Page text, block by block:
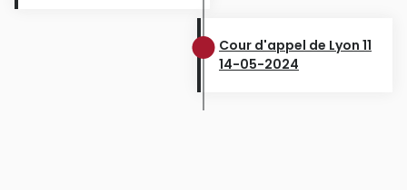
Cour d'appel de Lyon 11
14-05-2024